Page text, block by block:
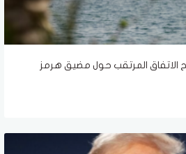
الاتفاق المرتقب حول مضيق هرمز